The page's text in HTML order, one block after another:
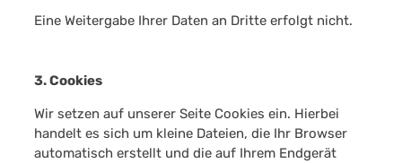
Eine Weitergabe Ihrer Daten an Dritte erfolgt nicht.
3. Cookies
Wir setzen auf unserer Seite Cookies ein. Hierbei
handelt es sich um kleine Dateien, die Ihr Browser
automatisch erstellt und die auf Ihrem Endgerät